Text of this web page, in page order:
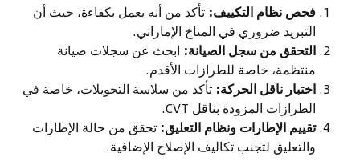
فحص نظام التكييف: تأكد من أنه يعمل بكفاءة، حيث أن
التبريد ضروري في المناخ الإماراتي.
التحقق من سجل الصيانة: ابحث عن سجلات صيانة
منتظمة، خاصة للطرازات الأقدم.
اختبار ناقل الحركة: تأكد من سلاسة التحويلات، خاصة في
الطرازات المزودة بناقل CVT.
تقييم الإطارات ونظام التعليق: تحقق من حالة الإطارات
والتعليق لتجنب تكاليف الإصلاح الإضافية.